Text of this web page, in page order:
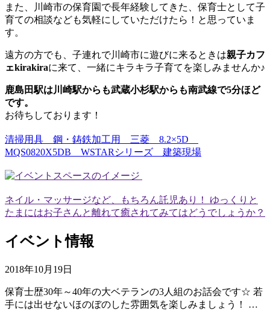
また、川崎市の保育園で長年経験してきた、保育士として子
育ての相談なども気軽にしていただけたら！と思っていま
す。
遠方の方でも、子連れで川崎市に遊びに来るときは親子カフ
ェkirakiraに来て、一緒にキラキラ子育てを楽しみませんか♪
鹿島田駅は川崎駅からも武蔵小杉駅からも南武線で5分ほど
です。
お待ちしております！
清掃用具 鋼・鋳鉄加工用 三菱 8.2×5D
MQS0820X5DB WSTARシリーズ 建築現場
ネイル・マッサージなど、もちろん託児あり！ ゆっくりと
たまにはお子さんと離れて癒されてみてはどうでしょうか？
イベント情報
2018年10月19日
保育士歴30年～40年の大ベテランの3人組のお話会です☆ 若
手には出せないほのぼのした雰囲気を楽しみましょう！ …